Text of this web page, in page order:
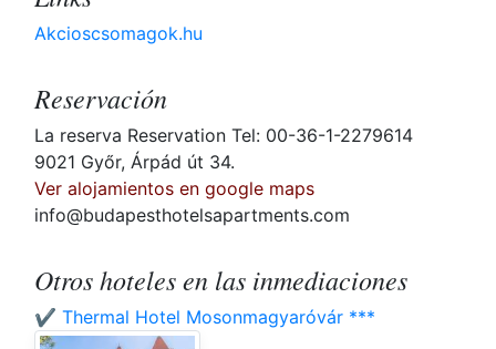
Akcioscsomagok.hu
Reservación
La reserva Reservation Tel: 00-36-1-2279614
9021 Győr, Árpád út 34.
Ver alojamientos en google maps
info@budapesthotelsapartments.com
Otros hoteles en las inmediaciones
✔️ Thermal Hotel Mosonmagyaróvár ***